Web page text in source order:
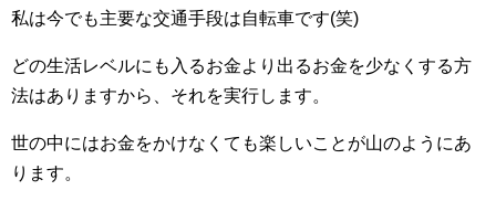
私は今でも主要な交通手段は自転車です(笑)
どの生活レベルにも入るお金より出るお金を少なくする方
法はありますから、それを実行します。
世の中にはお金をかけなくても楽しいことが山のようにあ
ります。